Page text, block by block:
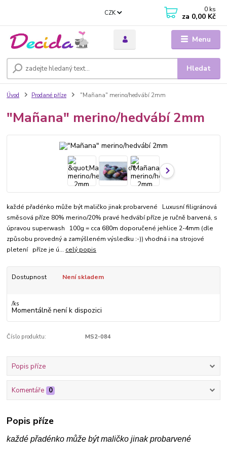
Menu
CZK
Hledat
0 ks
za 0,00 Kč
Úvod Prodané příze "Mañana" merino/hedvábí 2mm
"Mañana" merino/hedvábí 2mm
každé přadénko může být maličko jinak probarvené Luxusní filigránová
směsová příze 80% merino/20% pravé hedvábí příze je ručně barvená, s
úpravou superwash 100g = cca 680m doporučené jehlice 2-4mm (dle
způsobu provedný a zamýšleném výsledku :-)) vhodná i na strojové
pletení příze je ú... celý popis
Dostupnost Není skladem
/ks
Momentálně není k dispozici
Číslo produktu: MS2-084
Popis příze
Komentáře 0
Popis příze
každé přadénko může být maličko jinak probarvené